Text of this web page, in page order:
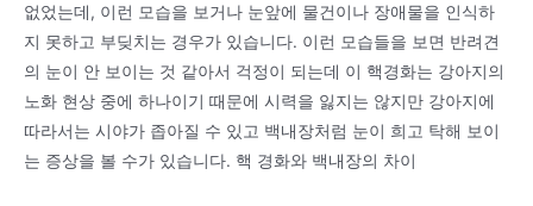
없었는데, 이런 모습을 보거나 눈앞에 물건이나 장애물을 인식하
지 못하고 부딪치는 경우가 있습니다. 이런 모습들을 보면 반려견
의 눈이 안 보이는 것 같아서 걱정이 되는데 이 핵경화는 강아지의
노화 현상 중에 하나이기 때문에 시력을 잃지는 않지만 강아지에
따라서는 시야가 좁아질 수 있고 백내장처럼 눈이 희고 탁해 보이
는 증상을 볼 수가 있습니다. 핵 경화와 백내장의 차이